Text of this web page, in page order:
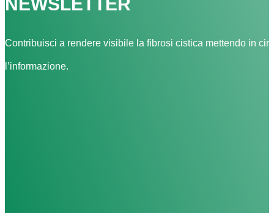
Contribuisci a rendere visibile la fibrosi cistica mettendo in
l’informazione.